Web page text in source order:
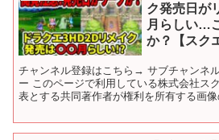
ク発売日が
月らしい…
か？【スク
チャンネル登録はこちら→ サブチャンネ
ー このページで利用している株式会社ス
表とする共同著作者が権利を所有する画